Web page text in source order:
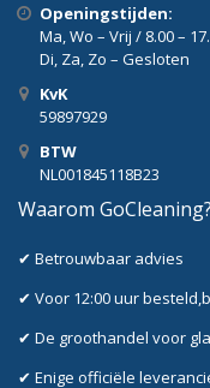
Openingstijden:
Ma, Wo – Vrij / 8.00 –
Di, Za, Zo – Gesloten
KvK
59897929
BTW
NL001845118B23
Waarom GoCleaning?
✔ Betrouwbaar advies
✔ Voor 12:00 uur
✔ De groothandel voor
✔ Enige officiële